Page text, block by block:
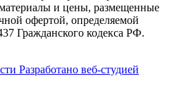
и цены, размещенные
офертой, определяемой
Гражданского кодекса РФ.
Разработано веб-студией